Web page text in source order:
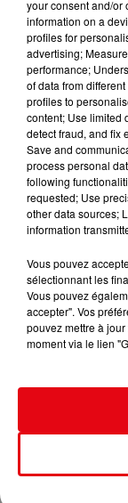
Nice : un salon de
your consent and/or
information on a
profiles for
advertising;
performance;
of data from
profiles to
content; Use limited
detect fraud, and fix
Save and
process personal
following
requested; Use
other data sources;
information
Vous pouvez
sélectionnant les
Vous pouvez
accepter". Vos
pouvez mettre à
moment via le lien